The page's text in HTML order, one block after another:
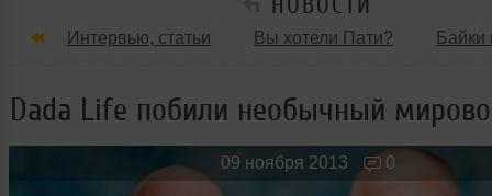
Интервью, статьи Вы хотели Пати? Байки
Танцевальные стили Обзоры Вечеринок и
Новые лица Мужчина & Женщина
Dada Life побили необычный
09 ноября 2013 0